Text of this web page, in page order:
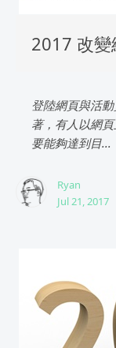
2017 改變
登陸網頁與活
著，有人以網
要能夠達到目...
Ryan
Jul 21, 2017